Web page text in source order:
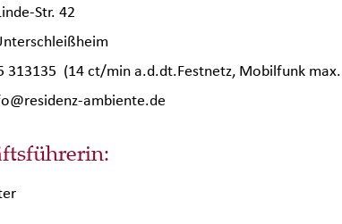
Str. 42
313135 (14 ct/min a.d.dt.Festnetz, Mobilfunk
ambiente.de